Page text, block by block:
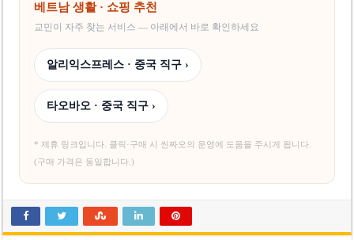
베트남 생활 · 쇼핑 추천
교민이 자주 찾는 서비스 — 아래에서 바로 확인하세요
알리익스프레스 · 중국 직구 ›
타오바오 · 중국 직구 ›
* 제휴 링크입니다. 클릭·구매 시 씬짜오의 운영에 도움을 주시게 됩니다.
(구매 가격은 동일합니다.)